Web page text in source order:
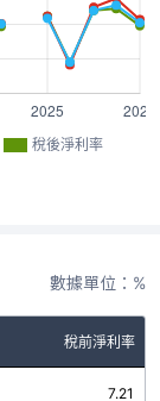
稅後淨利率
數據單位：%
稅前淨利率
7.21